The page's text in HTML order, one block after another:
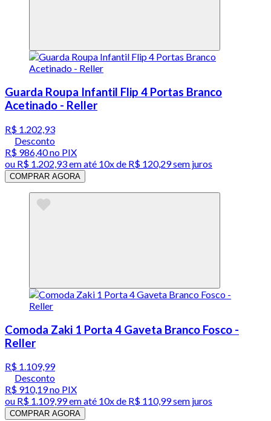
Guarda Roupa Infantil Flip 4 Portas Branco
Acetinado - Reller
R$ 1.202,93
Desconto
R$ 986,40no PIX
ou R$ 1.202,93em até 10x de R$ 120,29 sem juros
COMPRAR AGORA
Comoda Zaki 1 Porta 4 Gaveta Branco Fosco -
Reller
R$ 1.109,99
Desconto
R$ 910,19no PIX
ou R$ 1.109,99em até 10x de R$ 110,99 sem juros
COMPRAR AGORA